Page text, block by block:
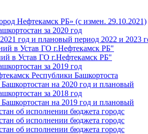
Нефтекамск РБ» (с измен. 29.10.2021)
за 2020 год
год и плановый период 2022 и 2023
в Устав ГО г.Нефтекамск РБ"
в Устав ГО г.Нефтекамск РБ"
за 2019 год
Республики Башкортоста
на 2020 год и плановый
за 2018 год
на 2019 год и плановый
об исполнении бюджета городс
об исполнении бюджета городс
об исполнении бюджета городс